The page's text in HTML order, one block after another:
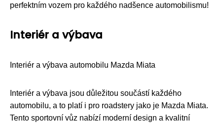
perfektním vozem pro každého nadšence automobilismu!
Interiér a výbava
Interiér a výbava automobilu Mazda Miata
Interiér a výbava jsou důležitou součástí každého
automobilu, a to platí i pro roadstery jako je Mazda Miata.
Tento sportovní vůz nabízí moderní design a kvalitní